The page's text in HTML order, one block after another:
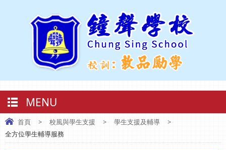
MENU
首頁 > 校風與學生支援 > 學生支援及輔導
>
全方位學生輔導服務